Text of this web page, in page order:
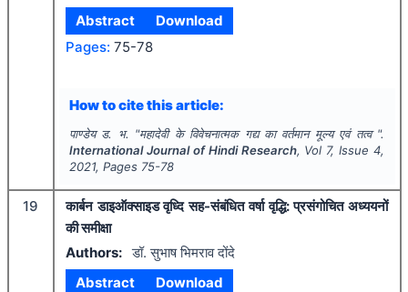
Abstract
Download
Pages: 75-78
How to cite this article:
पाण्डेय ड. भ. "महादेवी के विवेचनात्मक गद्य का वर्तमान मूल्य एवं तत्व ".
International Journal of Hindi Research, Vol 7, Issue4,
2021, Pages 75-78
19
कार्बन डाइऑक्साइड वृध्दि सह-संबंधित वर्षा वृद्धि: प्रसंगोचित अध्ययनों
की समीक्षा
Authors: डॉ. सुभाष भिमराव दोंदे
Abstract
Download